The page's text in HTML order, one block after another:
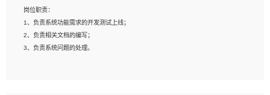
2、精通linux命令。
3、熟悉oracle、mysql 数据库。
4、善于沟通，具有良好的团队合作精神和协作能力。
5、必须有实际的生产环境系统维护经验。
岗位职责：
1、负责系统功能需求的开发测试上线；
2、负责相关文档的编写；
3、负责系统问题的处理。